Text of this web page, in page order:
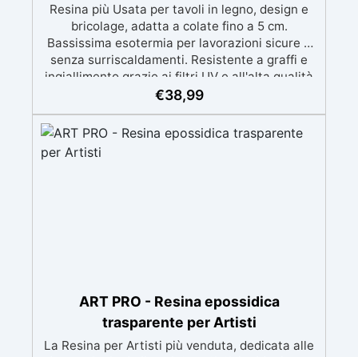
Resina più Usata per tavoli in legno, design e
bricolage, adatta a colate fino a 5 cm.
Bassissima esotermia per lavorazioni sicure e
senza surriscaldamenti. Resistente a graffi e
ingiallimento grazie ai filtri UV e all'alta qualità
meccanica. Bassa viscosità per eliminare bolle
BPA/VOC free e certificata per il contatto
prolungato con la pelle.
€38,99
ART PRO - Resina epossidica
trasparente per Artisti
La Resina per Artisti più venduta, dedicata alle